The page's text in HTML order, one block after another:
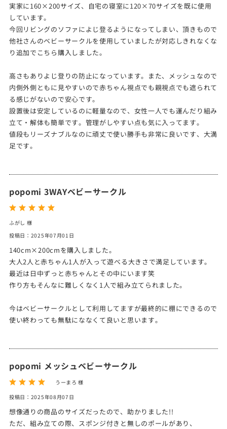
実家に160×200サイズ、自宅の寝室に120×70サイズを既に使用
しています。
今回リビングのソファによじ登るようになってしまい、頂きもので
他社さんのベビーサークルを使用していましたが対応しきれなくな
り追加でこちら購入しました。
高さもありよじ登りの防止になっています。また、メッシュなので
内側外側ともに見やすいので赤ちゃん視点でも親視点でも遮られて
る感じがないので安心です。
設置後は安定しているのに軽量なので、女性一人でも運んだり組み
立て・解体も簡単です。管理がしやすい点も気に入ってます。
値段もリーズナブルなのに頑丈で使い勝手も非常に良いです、大満
足です。
popomi 3WAYベビーサークル
ふがし 様
投稿日：2025年07月01日
140cm×200cmを購入しました。
大人2人と赤ちゃん1人が入って遊べる大きさで満足しています。
最近は日中ずっと赤ちゃんとその中にいます笑
作り方もそんなに難しくなく1人で組み立てられました。
今はベビーサークルとして利用してますが最終的に棚にできるので
使い終わっても無駄にななくて良いと思います。
popomi メッシュベビーサークル
うーまろ 様
投稿日：2025年08月07日
想像通りの商品のサイズだったので、助かりました!!
ただ、組み立ての際、スポンジ付きと無しのポールがあり、